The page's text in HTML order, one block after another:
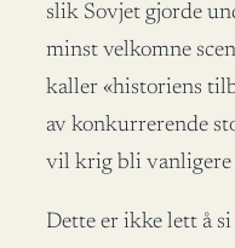
slik Sovjet gjorde
minst velkomne
kaller «historiens
av konkurrerende
vil krig bli vanligere
Dette er ikke lett å